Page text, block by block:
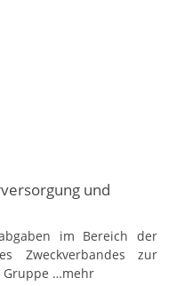
und
im Bereich der
Zweckverbandes zur
…mehr